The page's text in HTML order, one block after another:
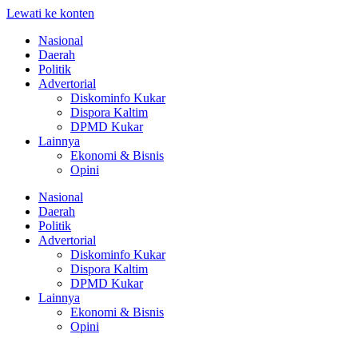
Lewati ke konten
Nasional
Daerah
Politik
Advertorial
Diskominfo Kukar
Dispora Kaltim
DPMD Kukar
Lainnya
Ekonomi & Bisnis
Opini
Nasional
Daerah
Politik
Advertorial
Diskominfo Kukar
Dispora Kaltim
DPMD Kukar
Lainnya
Ekonomi & Bisnis
Opini